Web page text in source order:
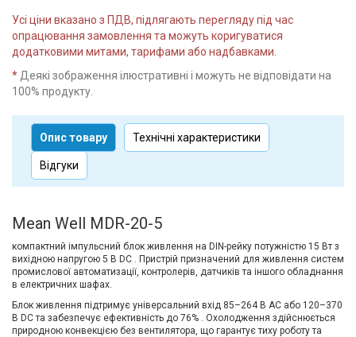
Усі ціни вказано з ПДВ, підлягають перегляду під час
опрацювання замовлення та можуть коригуватися
додатковими митами, тарифами або надбавками.
* Деякі зображення ілюстративні і можуть не відповідати на
100% продукту.
Опис товару Технічні характеристики
Відгуки
Mean Well MDR-20-5
компактний імпульсний блок живлення на DIN-рейку потужністю 15 Вт з
вихідною напругою 5 В DC . Пристрій призначений для живлення систем
промислової автоматизації, контролерів, датчиків та іншого обладнання
в електричних шафах.
Блок живлення підтримує універсальний вхід 85–264 В AC або 120–370
В DC та забезпечує ефективність до 76% . Охолодження здійснюється
природною конвекцією без вентилятора, що гарантує тиху роботу та